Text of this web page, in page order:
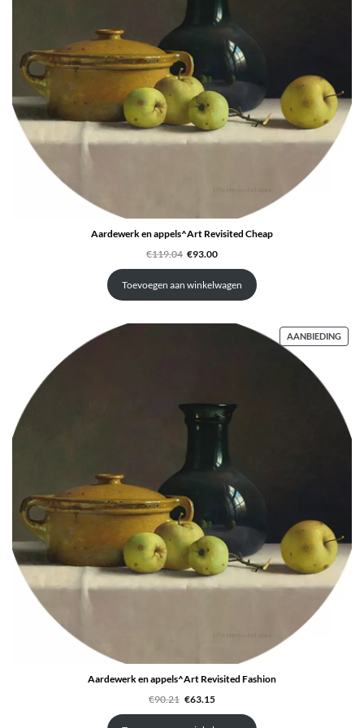
Aardewerk en appels^Art Revisited Cheap
€119.04 Oorspronkelijke
was:
€119.04.
€93.00Huidige
is:
€93.00.
Toevoegen aan winkelwagen
AANBIEDING
IN
Aardewerk en appels^Art Revisited Fashion
€90.21 Oorspronkelijke
was:
€63.15Huidige
is: